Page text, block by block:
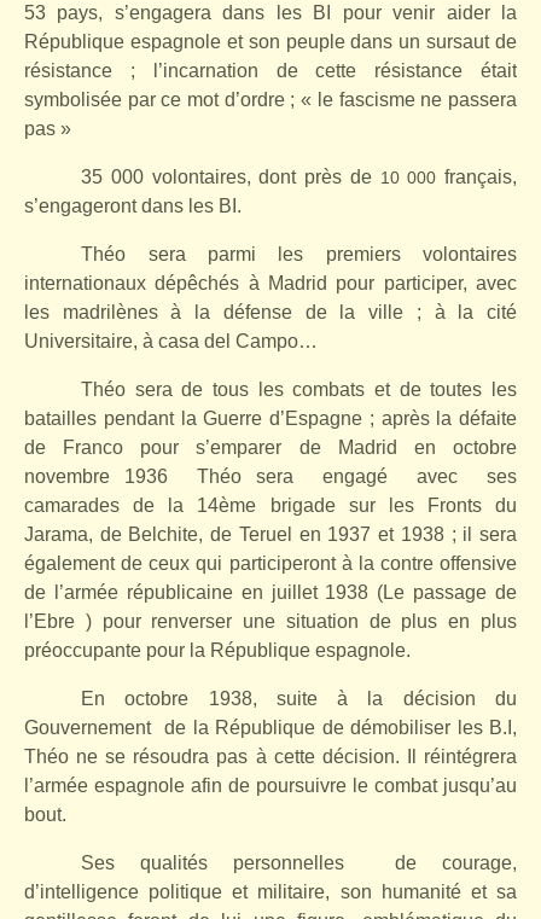
53 pays, s’engagera dans les BI pour venir aider la
République espagnole et son peuple dans un sursaut de
résistance ; l’incarnation de cette résistance était
symbolisée par ce mot d’ordre ; « le fascisme ne passera
pas »
35 000 volontaires, dont près de 10 000 français,
s’engageront dans les BI.
Théo sera parmi les premiers volontaires
internationaux dépêchés à Madrid pour participer, avec
les madrilènes à la défense de la ville ; à la cité
Universitaire, à casa del Campo…
Théo sera de tous les combats et de toutes les
batailles pendant la Guerre d’Espagne ; après la défaite
de Franco pour s’emparer de Madrid en octobre
novembre 1936
Théo sera engagé avec
ses
camarades de la 14ème brigade sur les Fronts du
Jarama, de Belchite, de Teruel en 1937 et 1938 ; il sera
également de ceux qui participeront à la contre offensive
de l’armée républicaine en juillet 1938 (Le passage de
l’Ebre ) pour renverser une situation de plus en plus
préoccupante pour la République espagnole.
En octobre 1938, suite à la décision du
Gouvernement
de la République de démobiliser les B.I,
Théo ne se résoudra pas à cette décision. Il réintégrera
l’armée espagnole afin de poursuivre le combat jusqu’au
bout.
Ses qualités personnelles
de courage,
d’intelligence politique et militaire, son humanité et sa